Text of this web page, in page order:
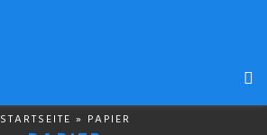
STARTSEITE » PAPIER